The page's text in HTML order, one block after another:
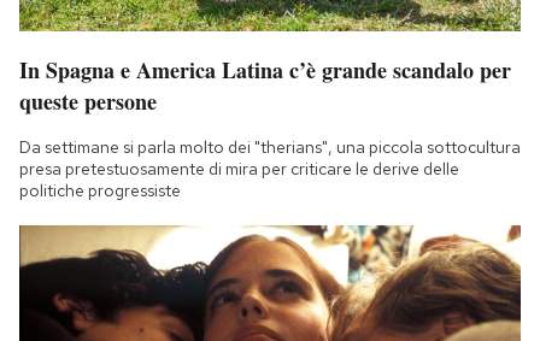
In Spagna e America Latina c’è grande scandalo per
queste persone
Da settimane si parla molto dei "therians", una piccola sottocultura
presa pretestuosamente di mira per criticare le derive delle
politiche progressiste